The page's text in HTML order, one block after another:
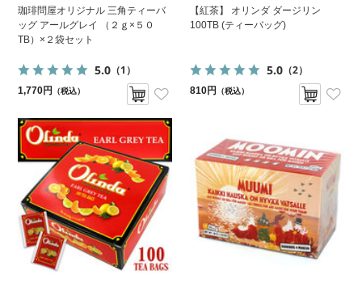
珈琲問屋オリジナル 三角ティーバ
ッグ アールグレイ （２ｇ×５０
TB）×２袋セット
5.0（1）
1,770円 （税込）
【紅茶】 オリンダ ダージリン
100TB (ティーバッグ)
5.0（2）
810円 （税込）